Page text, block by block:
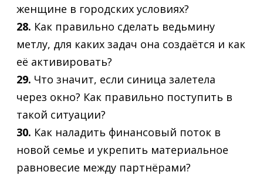
женщине в городских условиях?
28. Как правильно сделать ведьмину
метлу, для каких задач она создаётся и как
её активировать?
29. Что значит, если синица залетела
через окно? Как правильно поступить в
такой ситуации?
30. Как наладить финансовый поток в
новой семье и укрепить материальное
равновесие между партнёрами?